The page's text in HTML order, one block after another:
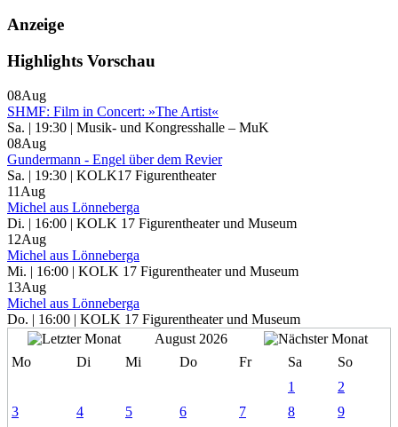
Anzeige
Highlights Vorschau
08Aug
SHMF: Film in Concert: »The Artist«
Sa. | 19:30 | Musik- und Kongresshalle – MuK
08Aug
Gundermann - Engel über dem Revier
Sa. | 19:30 | KOLK17 Figurentheater
11 Aug
Michel aus Lönneberga
Di. | 16:00 | KOLK 17 Figurentheater und Museum
12Aug
Michel aus Lönneberga
Mi. | 16:00 | KOLK 17 Figurentheater und Museum
13Aug
Michel aus Lönneberga
Do. | 16:00 | KOLK 17 Figurentheater und Museum
August 2026
Mo
Di Mi Do Fr Sa
So
1
2
3
4 5 6 7 8
9